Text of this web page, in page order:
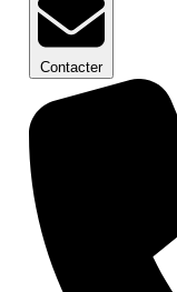
Contacter